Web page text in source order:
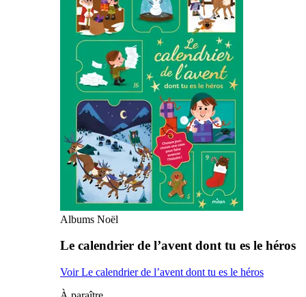
Albums Noël
Le calendrier de l’avent dont tu es le héros
Voir Le calendrier de l’avent dont tu es le héros